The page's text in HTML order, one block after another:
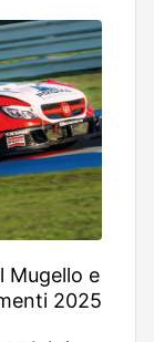
Mugello e
2025